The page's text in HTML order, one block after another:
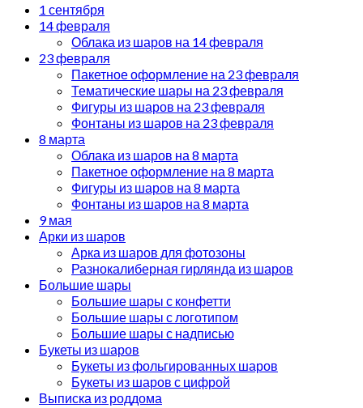
1 сентября
14 февраля
Облака из шаров на 14 февраля
23 февраля
Пакетное оформление на 23 февраля
Тематические шары на 23 февраля
Фигуры из шаров на 23 февраля
Фонтаны из шаров на 23 февраля
8 марта
Облака из шаров на 8 марта
Пакетное оформление на 8 марта
Фигуры из шаров на 8 марта
Фонтаны из шаров на 8 марта
9 мая
Арки из шаров
Арка из шаров для фотозоны
Разнокалиберная гирлянда из шаров
Большие шары
Большие шары с конфетти
Большие шары с логотипом
Большие шары с надписью
Букеты из шаров
Букеты из фольгированных шаров
Букеты из шаров с цифрой
Выписка из роддома